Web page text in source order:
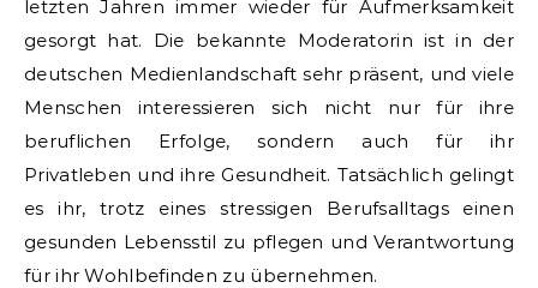
letzten Jahren immer wieder für Aufmerksamkeit
gesorgt hat. Die bekannte Moderatorin ist in der
deutschen Medienlandschaft sehr präsent, und viele
Menschen interessieren sich nicht nur für ihre
beruflichen Erfolge, sondern auch für ihr
Privatleben und ihre Gesundheit. Tatsächlich gelingt
es ihr, trotz eines stressigen Berufsalltags einen
gesunden Lebensstil zu pflegen und Verantwortung
für ihr Wohlbefinden zu übernehmen.